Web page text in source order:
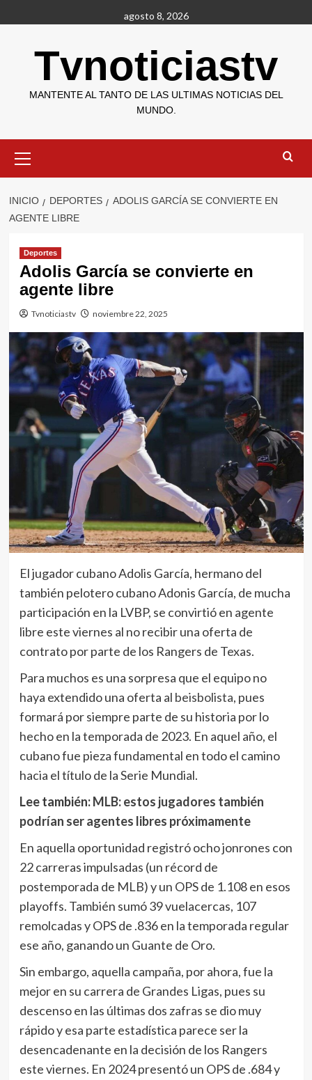
al
agosto 8, 2026
Tvnoticiastv
MANTENTE AL TANTO DE LAS ULTIMAS NOTICIAS DEL
MUNDO.
primario
INICIO DEPORTES
ADOLIS GARCÍA SE CONVIERTE EN
AGENTE LIBRE
Deportes
Adolis García se convierte en
agente libre
Tvnoticiastv noviembre 22, 2025
El jugador cubano Adolis García, hermano del
también pelotero cubano Adonis García, de mucha
participación en la LVBP, se convirtió en agente
libre este viernes al no recibir una oferta de
contrato por parte de los Rangers de Texas.
Para muchos es una sorpresa que el equipo no
haya extendido una oferta al beisbolista, pues
formará por siempre parte de su historia por lo
hecho en la temporada de 2023. En aquel año, el
cubano fue pieza fundamental en todo el camino
hacia el título de la Serie Mundial.
Lee también:MLB: estos jugadores también
podrían ser agentes libres próximamente
En aquella oportunidad registró ocho jonrones con
22 carreras impulsadas (un récord de
postemporada de MLB) y un OPS de 1.108 en esos
playoffs. También sumó 39 vuelacercas, 107
remolcadas y OPS de .836 en la temporada regular
ese año, ganando un Guante de Oro.
Sin embargo, aquella campaña, por ahora, fue la
mejor en su carrera de Grandes Ligas, pues su
descenso en las últimas dos zafras se dio muy
rápido y esa parte estadística parece ser la
desencadenante en la decisión de los Rangers
este viernes. En 2024 presentó un OPS de .684 y